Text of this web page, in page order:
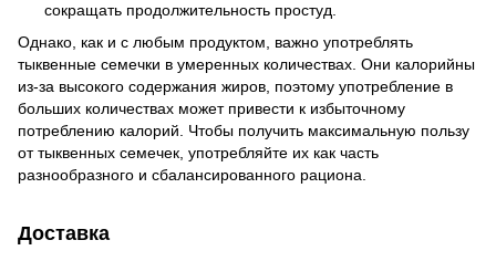
сокращать продолжительность простуд.
Однако, как и с любым продуктом, важно употреблять
тыквенные семечки в умеренных количествах. Они калорийны
из-за высокого содержания жиров, поэтому употребление в
больших количествах может привести к избыточному
потреблению калорий. Чтобы получить максимальную пользу
от тыквенных семечек, употребляйте их как часть
разнообразного и сбалансированного рациона.
Доставка